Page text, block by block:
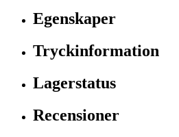
Egenskaper
Tryckinformation
Lagerstatus
Recensioner